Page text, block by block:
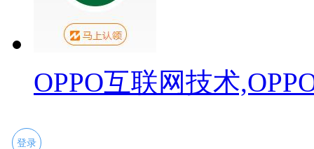
OPPO互联网技术
登录